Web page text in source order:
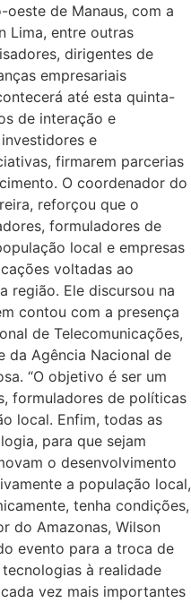
oeste de Manaus, com a
Lima, entre outras
dirigentes de
empresariais
até esta quinta-
de interação e
e
firmarem parcerias
O coordenador do
reforçou que o
formuladores de
local e empresas
voltadas ao
região. Ele discursou na
contou com a presença
de Telecomunicações,
da Agência Nacional de
“O objetivo é ser um
formuladores de políticas
local. Enfim, todas as
para que sejam
o desenvolvimento
a população local,
tenha condições,
do Amazonas, Wilson
evento para a troca de
à realidade
vez mais importantes